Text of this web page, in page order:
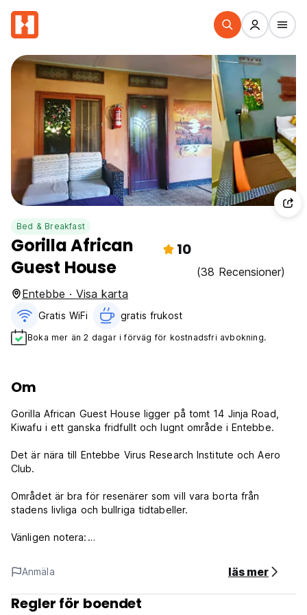
Bed & Breakfast
Gorilla African
Guest House
10
(38 Recensioner)
Entebbe · Visa karta
Gratis WiFi gratis frukost‎
Boka mer än 2 dagar i förväg för kostnadsfri avbokning.
Om
Gorilla African Guest House ligger på tomt 14 Jinja Road,
Kiwafu i ett ganska fridfullt och lugnt område i Entebbe.
Det är nära till Entebbe Virus Research Institute och Aero
Club.
Området är bra för resenärer som vill vara borta från
stadens livliga och bullriga tidtabeller.
Vänligen notera:
eller utebliven ankomst kommer du att debiteras den första
natten av din vistelse.
Incheckning från kl. 12.00 till 23.00 .
Anmäla läs mer
Regler för boendet